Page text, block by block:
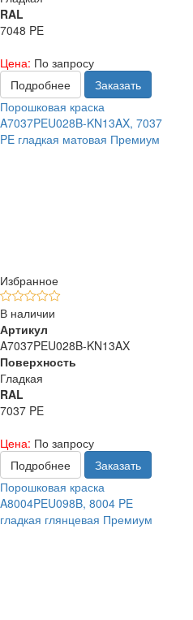
RAL
7048 PE
Цена: По запросу
Подробнее
Заказать
Порошковая краска
A7037PEU028B-KN13AX, 7037
PE гладкая матовая Премиум
Избранное
В наличии
Артикул
A7037PEU028B-KN13AX
Поверхность
Гладкая
RAL
7037 PE
Цена: По запросу
Подробнее
Заказать
Порошковая краска
A8004PEU098B, 8004 PE
гладкая глянцевая Премиум